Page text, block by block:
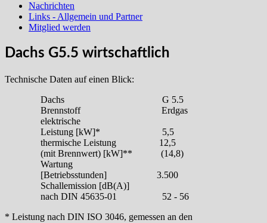
Nachrichten
Links - Allgemein und Partner
Mitglied werden
Dachs G5.5 wirtschaftlich
Technische Daten auf einen Blick:
Dachs G 5.5
Brennstoff Erdgas
elektrische
Leistung [kW]* 5,5
thermische Leistung 12,5
(mit Brennwert) [kW]** (14,8)
Wartung
[Betriebsstunden] 3.500
Schallemission [dB(A)]
nach DIN 45635-01 52 - 56
* Leistung nach DIN ISO 3046, gemessen an den